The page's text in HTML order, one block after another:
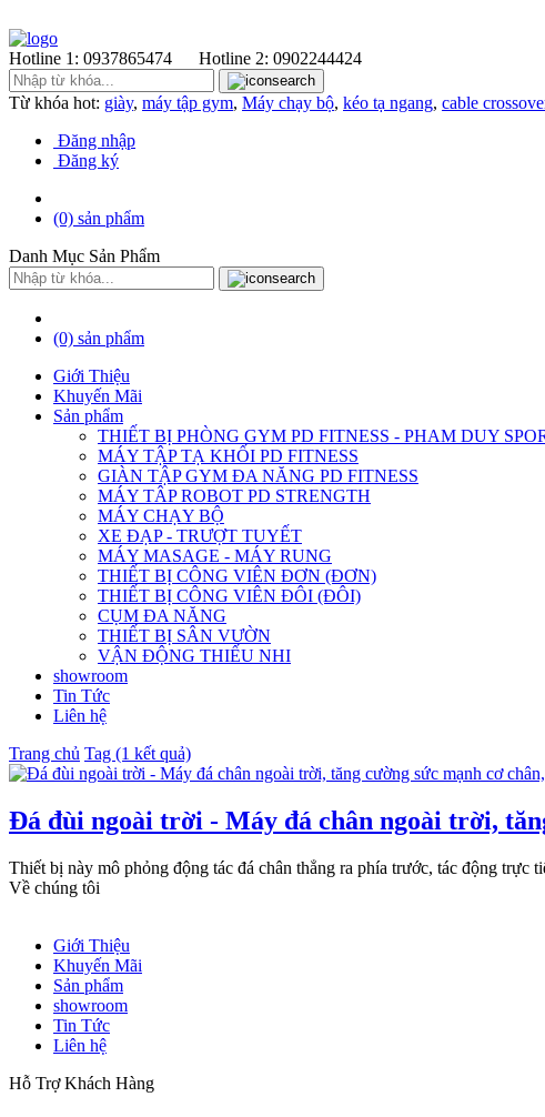
Hotline 1: 0937865474 Hotline 2: 0902244424
Từ khóa hot: giày, máy tập gym, Máy chạy bộ, kéo tạ ngang, cable
Đăng nhập
Đăng ký
(0) sản phẩm
Danh Mục Sản Phẩm
(0) sản phẩm
Giới Thiệu
Khuyến Mãi
Sản phẩm
THIẾT BỊ PHÒNG GYM PD FITNESS - PHAM DUY
MÁY TẬP TẠ KHỐI PD FITNESS
GIÀN TẬP GYM ĐA NĂNG PD FITNESS
MÁY TÂP ROBOT PD STRENGTH
MÁY CHẠY BỘ
XE ĐẠP - TRƯỢT TUYẾT
MÁY MASAGE - MÁY RUNG
THIẾT BỊ CÔNG VIÊN ĐƠN (ĐƠN)
THIẾT BỊ CÔNG VIÊN ĐÔI (ĐÔI)
CỤM ĐA NĂNG
THIẾT BỊ SÂN VƯỜN
VẬN ĐỘNG THIẾU NHI
showroom
Tin Tức
Liên hệ
Trang chủ Tag (1 kết quả)
Đá đùi ngoài trời - Máy đá chân ngoài trời,
Thiết bị này mô phỏng động tác đá chân thẳng ra phía trước, tác động trực
Về chúng tôi
Giới Thiệu
Khuyến Mãi
Sản phẩm
showroom
Tin Tức
Liên hệ
Hỗ Trợ Khách Hàng